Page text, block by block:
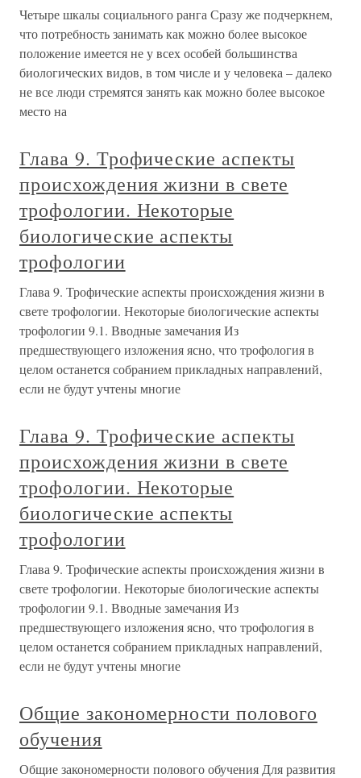
Четыре шкалы социального ранга Сразу же подчеркнем,
что потребность занимать как можно более высокое
положение имеется не у всех особей большинства
биологических видов, в том числе и у человека – далеко
не все люди стремятся занять как можно более высокое
место на
Глава 9. Трофические аспекты
происхождения жизни в свете
трофологии. Некоторые
биологические аспекты
трофологии
Глава 9. Трофические аспекты происхождения жизни в
свете трофологии. Некоторые биологические аспекты
трофологии 9.1. Вводные замечания Из
предшествующего изложения ясно, что трофология в
целом останется собранием прикладных направлений,
если не будут учтены многие
Глава 9. Трофические аспекты
происхождения жизни в свете
трофологии. Некоторые
биологические аспекты
трофологии
Глава 9. Трофические аспекты происхождения жизни в
свете трофологии. Некоторые биологические аспекты
трофологии 9.1. Вводные замечания Из
предшествующего изложения ясно, что трофология в
целом останется собранием прикладных направлений,
если не будут учтены многие
Общие закономерности полового
обучения
Общие закономерности полового обучения Для развития